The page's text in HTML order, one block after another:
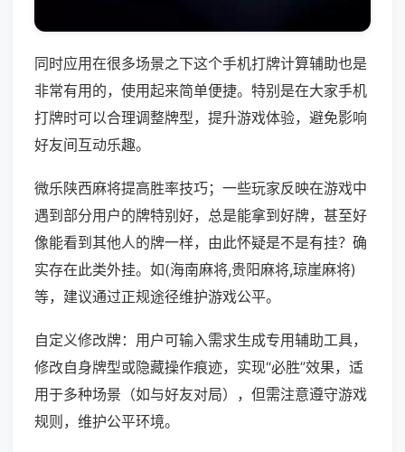
同时应用在很多场景之下这个手机打牌计算辅助也是
非常有用的，使用起来简单便捷。特别是在大家手机
打牌时可以合理调整牌型，提升游戏体验，避免影响
好友间互动乐趣。
微乐陕西麻将提高胜率技巧；一些玩家反映在游戏中
遇到部分用户的牌特别好，总是能拿到好牌，甚至好
像能看到其他人的牌一样，由此怀疑是不是有挂？确
实存在此类外挂。如(海南麻将,贵阳麻将,琼崖麻将)
等，建议通过正规途径维护游戏公平。
自定义修改牌：用户可输入需求生成专用辅助工具，
修改自身牌型或隐藏操作痕迹，实现“必胜”效果，适
用于多种场景（如与好友对局），但需注意遵守游戏
规则，维护公平环境。